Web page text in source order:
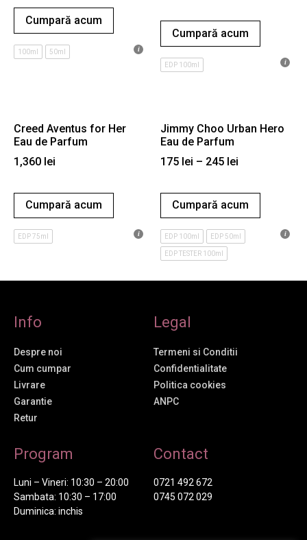
Cumpară acum
100ml 50ml
Cumpară acum
EDP 100ml
Creed Aventus for Her
Eau de Parfum
1,360 lei
Cumpară acum
EDP 75ml
Jimmy Choo Urban Hero
Eau de Parfum
175 lei – 245 lei
Cumpară acum
EDP 100ml EDP 50ml
EDP TESTER 100ml
Info
Despre noi
Cum cumpar
Livrare
Garantie
Retur
Legal
Termeni si Conditii
Confidentialitate
Politica cookies
ANPC
Program
Luni – Vineri: 10:30 – 20:00
Sambata: 10:30 – 17:00
Duminica: inchis
Contact
0721 492 672
0745 072 029